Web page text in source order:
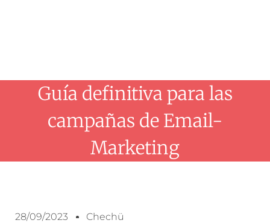
Guía definitiva para las
campañas de Email-
Marketing
28/09/2023 Chechü